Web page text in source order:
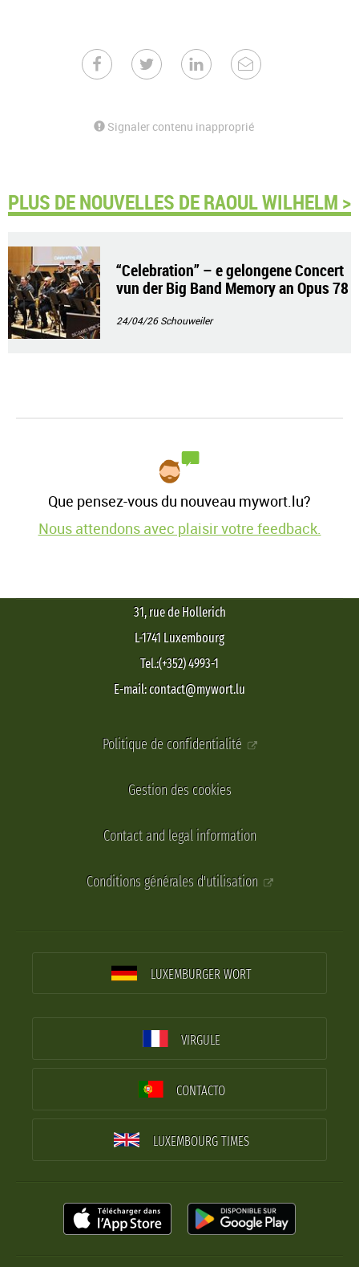
Signaler contenu inapproprié
PLUS DE NOUVELLES DE RAOUL WILHELM >
“Celebration” – e gelongene Concert
vun der Big Band Memory an Opus 78
24/04/26Schouweiler
Que pensez-vous du nouveau mywort.lu?
Nous attendons avec plaisir votre feedback.
31, rue de Hollerich
L-1741 Luxembourg
Tel.:(+352) 4993-1
E-mail: contact@mywort.lu
Politique de confidentialité
Gestion des cookies
Contact and legal information
Conditions générales d'utilisation
LUXEMBURGER WORT
VIRGULE
CONTACTO
LUXEMBOURG TIMES